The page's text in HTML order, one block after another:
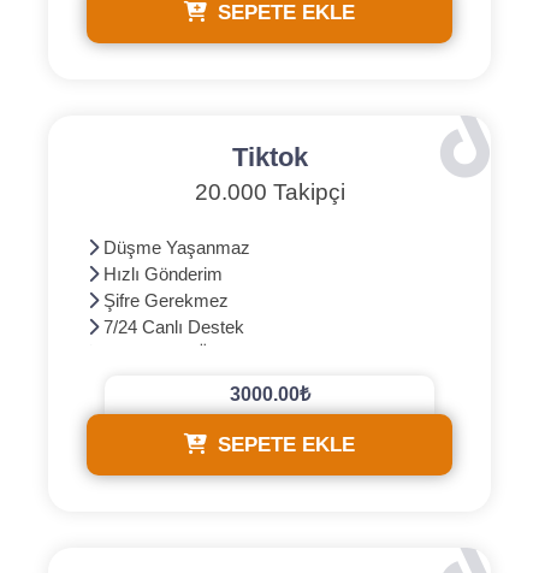
SEPETE EKLE
Tiktok
20.000 Takipçi
Düşme Yaşanmaz
Hızlı Gönderim
Şifre Gerekmez
7/24 Canlı Destek
3000.00₺
SEPETE EKLE